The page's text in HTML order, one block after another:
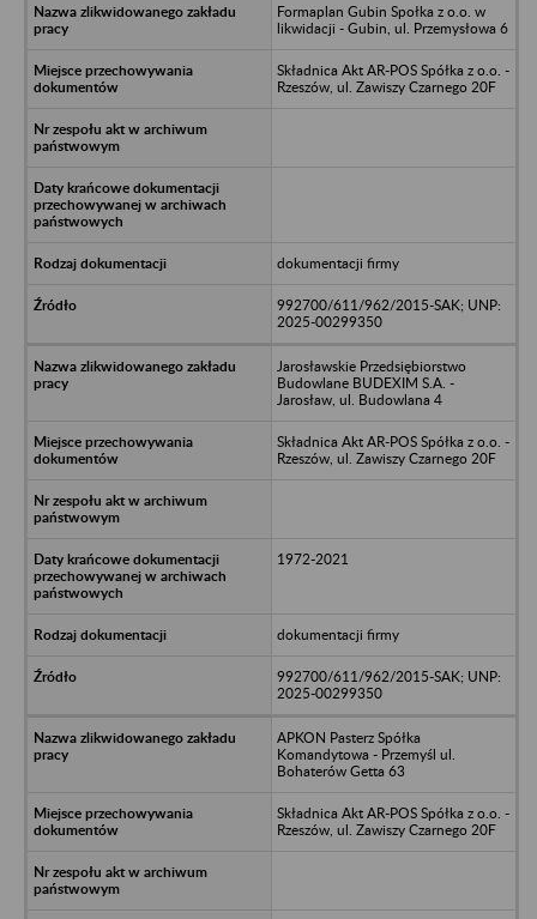
Formaplan Gubin Społka z o.o. w
likwidacji - Gubin, ul. Przemysłowa 6
Składnica Akt AR-POS Spółka z o.o. -
Rzeszów, ul. Zawiszy Czarnego 20F
dokumentacji firmy
992700/611/962/2015-SAK; UNP:
2025-00299350
Jarosławskie Przedsiębiorstwo
Budowlane BUDEXIM S.A. -
Jarosław, ul. Budowlana 4
Składnica Akt AR-POS Spółka z o.o. -
Rzeszów, ul. Zawiszy Czarnego 20F
1972-2021
dokumentacji firmy
992700/611/962/2015-SAK; UNP:
2025-00299350
APKON Pasterz Spółka
Komandytowa - Przemyśl ul.
Bohaterów Getta 63
Składnica Akt AR-POS Spółka z o.o. -
Rzeszów, ul. Zawiszy Czarnego 20F